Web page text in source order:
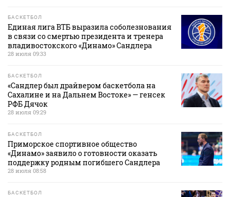
БАСКЕТБОЛ
Единая лига ВТБ выразила соболезнования
в связи со смертью президента и тренера
владивостокского «Динамо» Сандлера
28 июля 09:33
БАСКЕТБОЛ
«Сандлер был драйвером баскетбола на
Сахалине и на Дальнем Востоке» — генсек
РФБ Дячок
28 июля 09:29
БАСКЕТБОЛ
Приморское спортивное общество
«Динамо» заявило о готовности оказать
поддержку родным погибшего Сандлера
28 июля 08:58
БАСКЕТБОЛ